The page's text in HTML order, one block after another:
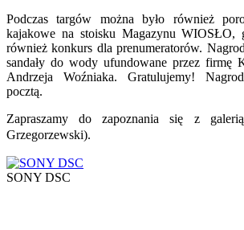
Podczas targów można było również
kajakowe na stoisku Magazynu WIOSŁO,
również konkurs dla prenumeratorów.
sandały do wody ufundowane przez firmę
Andrzeja Woźniaka. Gratulujemy!
pocztą.
Zapraszamy do zapoznania się z
Grzegorzewski).
SONY DSC